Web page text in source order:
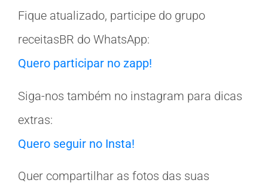
Fique atualizado, participe do grupo
receitasBR do WhatsApp:
Quero participar no zapp!
Siga-nos também no instagram para dicas
extras:
Quero seguir no Insta!
Quer compartilhar as fotos das suas